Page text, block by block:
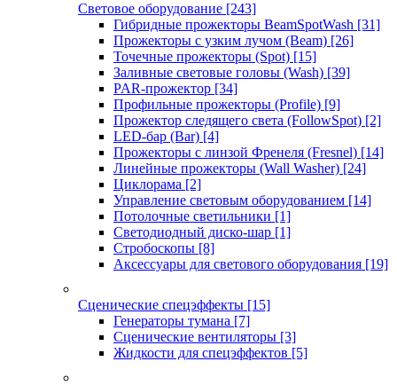
Световое оборудование [243]
Гибридные прожекторы BeamSpotWash [31]
Прожекторы с узким лучом (Beam) [26]
Точечные прожекторы (Spot) [15]
Заливные световые головы (Wash) [39]
PAR-прожектор [34]
Профильные прожекторы (Profile) [9]
Прожектор следящего света (FollowSpot) [2]
LED-бар (Bar) [4]
Прожекторы с линзой Френеля (Fresnel) [14]
Линейные прожекторы (Wall Washer) [24]
Циклорама [2]
Управление световым оборудованием [14]
Потолочные светильники [1]
Светодиодный диско-шар [1]
Стробоскопы [8]
Аксессуары для светового оборудования [19]
Сценические спецэффекты [15]
Генераторы тумана [7]
Сценические вентиляторы [3]
Жидкости для спецэффектов [5]